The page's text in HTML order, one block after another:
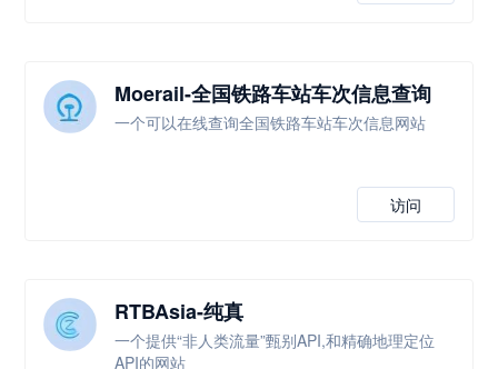
Moerail-全国铁路车站车次信息查询
一个可以在线查询全国铁路车站车次信息网站
访问
RTBAsia-纯真
一个提供“非人类流量”甄别API,和精确地理定位
API的网站